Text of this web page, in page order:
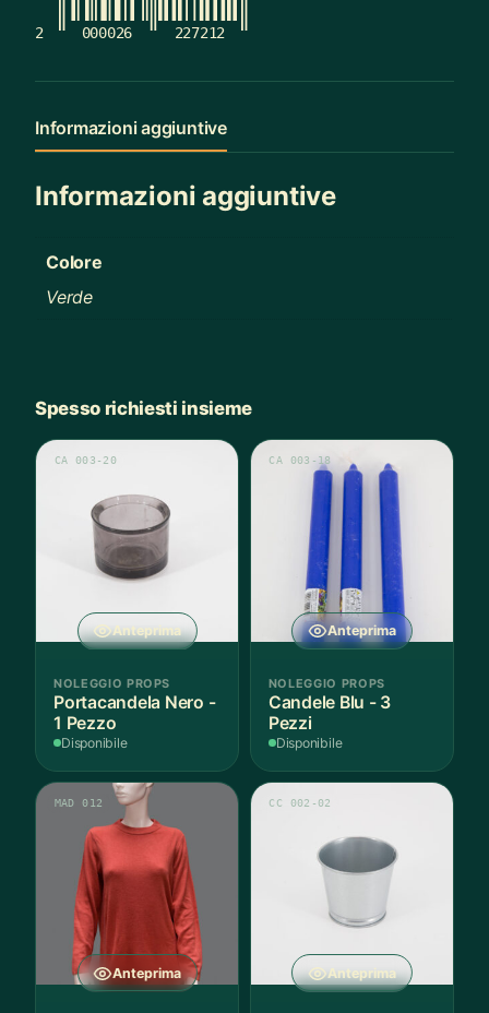
2 000026 227212
Informazioni aggiuntive
Informazioni aggiuntive
Colore
Verde
Spesso richiesti insieme
Anteprima
CA 003-20
NOLEGGIO PROPS
Portacandela Nero -
1 Pezzo
Disponibile
Anteprima
CA 003-18
NOLEGGIO PROPS
Candele Blu - 3
Pezzi
Disponibile
Anteprima
MAD 012
Anteprima
CC 002-02